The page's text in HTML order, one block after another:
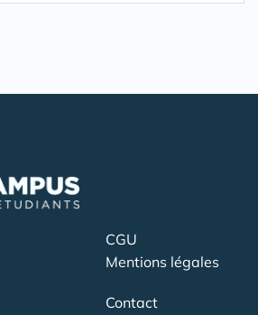
CGU
Mentions légales
Contact